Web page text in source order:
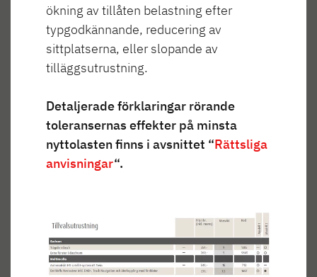
Invändig design
BODEL SOVRUM BAD KÖK
BODEL
ökning av tillåten belastning efter
typgodkännande, reducering av
sittplatserna, eller slopande av
tilläggsutrustning.
Detaljerade förklaringar rörande
toleransernas effekter på minsta
nyttolasten finns i avsnittet “Rättsliga
anvisningar“.